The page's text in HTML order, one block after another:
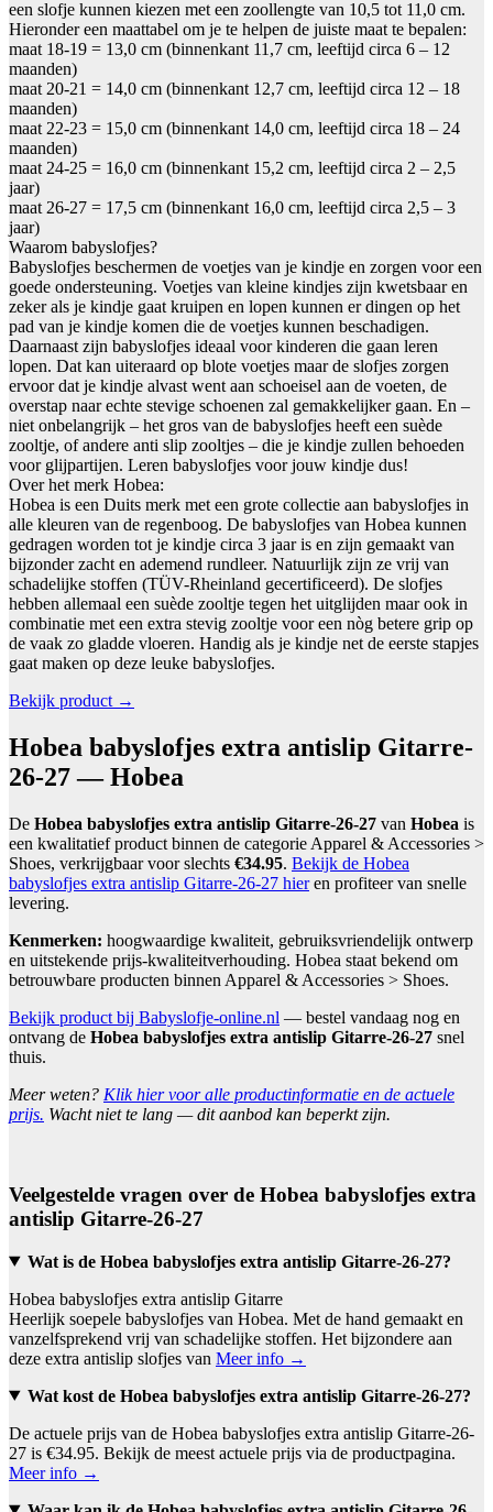
een slofje kunnen kiezen met een zoollengte van 10,5 tot 11,0 cm.
Hieronder een maattabel om je te helpen de juiste maat te bepalen:
maat 18-19 = 13,0 cm (binnenkant 11,7 cm, leeftijd circa 6 – 12
maanden)
maat 20-21 = 14,0 cm (binnenkant 12,7 cm, leeftijd circa 12 – 18
maanden)
maat 22-23 = 15,0 cm (binnenkant 14,0 cm, leeftijd circa 18 – 24
maanden)
maat 24-25 = 16,0 cm (binnenkant 15,2 cm, leeftijd circa 2 – 2,5
jaar)
maat 26-27 = 17,5 cm (binnenkant 16,0 cm, leeftijd circa 2,5 – 3
jaar)
Waarom babyslofjes?
Babyslofjes beschermen de voetjes van je kindje en zorgen voor een
goede ondersteuning. Voetjes van kleine kindjes zijn kwetsbaar en
zeker als je kindje gaat kruipen en lopen kunnen er dingen op het
pad van je kindje komen die de voetjes kunnen beschadigen.
Daarnaast zijn babyslofjes ideaal voor kinderen die gaan leren
lopen. Dat kan uiteraard op blote voetjes maar de slofjes zorgen
ervoor dat je kindje alvast went aan schoeisel aan de voeten, de
overstap naar echte stevige schoenen zal gemakkelijker gaan. En –
niet onbelangrijk – het gros van de babyslofjes heeft een suède
zooltje, of andere anti slip zooltjes – die je kindje zullen behoeden
voor glijpartijen. Leren babyslofjes voor jouw kindje dus!
Over het merk Hobea:
Hobea is een Duits merk met een grote collectie aan babyslofjes in
alle kleuren van de regenboog. De babyslofjes van Hobea kunnen
gedragen worden tot je kindje circa 3 jaar is en zijn gemaakt van
bijzonder zacht en ademend rundleer. Natuurlijk zijn ze vrij van
schadelijke stoffen (TÜV-Rheinland gecertificeerd). De slofjes
hebben allemaal een suède zooltje tegen het uitglijden maar ook in
combinatie met een extra stevig zooltje voor een nòg betere grip op
de vaak zo gladde vloeren. Handig als je kindje net de eerste stapjes
gaat maken op deze leuke babyslofjes.
Bekijk product →
Hobea babyslofjes extra antislip Gitarre-
26-27 — Hobea
De Hobea babyslofjes extra antislip Gitarre-26-27 van Hobea is
een kwalitatief product binnen de categorie Apparel & Accessories >
Shoes, verkrijgbaar voor slechts €34.95. Bekijk de Hobea
babyslofjes extra antislip Gitarre-26-27 hieren profiteer van snelle
levering.
Kenmerken: hoogwaardige kwaliteit, gebruiksvriendelijk ontwerp
en uitstekende prijs-kwaliteitverhouding. Hobea staat bekend om
betrouwbare producten binnen Apparel & Accessories > Shoes.
Bekijk product bij Babyslofje-online.nl — bestel vandaag nog en
ontvang de Hobea babyslofjes extra antislip Gitarre-26-27 snel
thuis.
Meer weten? Klik hier voor alle productinformatie en de actuele
prijs. Wacht niet te lang — dit aanbod kan beperkt zijn.
Veelgestelde vragen over de Hobea babyslofjes extra
antislip Gitarre-26-27
Wat is de Hobea babyslofjes extra antislip Gitarre-26-27?
Hobea babyslofjes extra antislip Gitarre
Heerlijk soepele babyslofjes van Hobea. Met de hand gemaakt en
vanzelfsprekend vrij van schadelijke stoffen. Het bijzondere aan
deze extra antislip slofjes van Meer info →
Wat kost de Hobea babyslofjes extra antislip Gitarre-26-27?
De actuele prijs van de Hobea babyslofjes extra antislip Gitarre-26-
27 is €34.95. Bekijk de meest actuele prijs via de productpagina.
Meer info →